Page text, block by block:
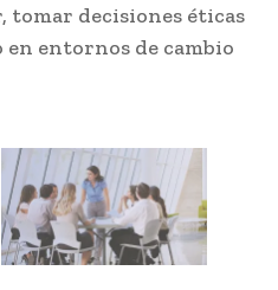
tomar decisiones éticas
entornos de cambio